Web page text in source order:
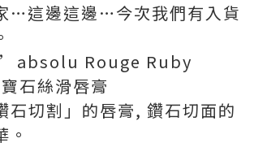
…這邊這邊…今次我們有入貨
Rouge Ruby
石絲滑唇膏
石切割」的唇膏, 鑽石切面的
。